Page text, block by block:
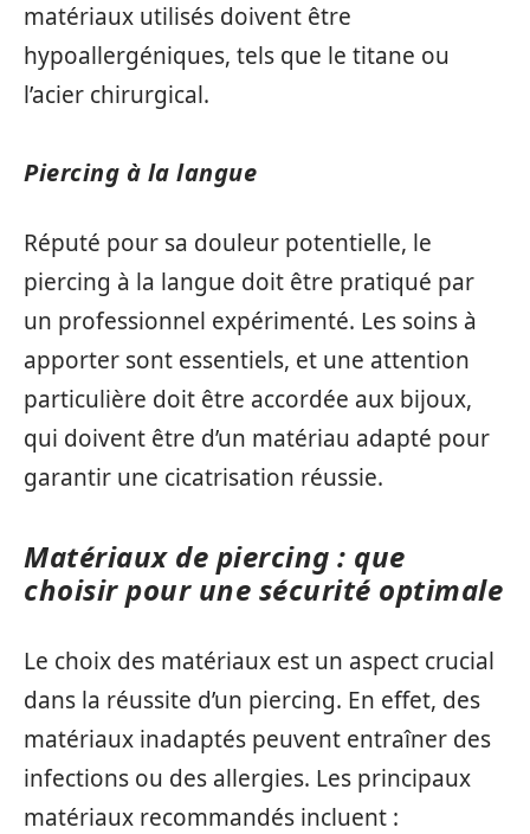
matériaux utilisés doivent être
hypoallergéniques, tels que le titane ou
l’acier chirurgical.
Piercing à la langue
Réputé pour sa douleur potentielle, le
piercing à la langue doit être pratiqué par
un professionnel expérimenté. Les soins à
apporter sont essentiels, et une attention
particulière doit être accordée aux bijoux,
qui doivent être d’un matériau adapté pour
garantir une cicatrisation réussie.
Matériaux de piercing : que
choisir pour une sécurité optimale
Le choix des matériaux est un aspect crucial
dans la réussite d’un piercing. En effet, des
matériaux inadaptés peuvent entraîner des
infections ou des allergies. Les principaux
matériaux recommandés incluent :